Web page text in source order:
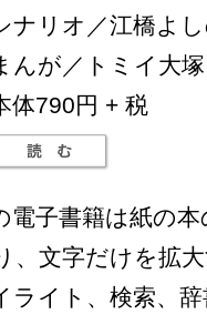
ナリオ／江橋よ
んが／トミイ大塚
体790円 + 税
電子書籍は紙の
、文字だけを拡
ライト、検索、